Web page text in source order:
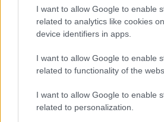
I want to allow Google to enable
related to analytics like cookies
device identifiers in apps.
I want to allow Google to enable
related to functionality of the
I want to allow Google to enable
related to personalization.
és úgy közlekednénk, hogy
valóságot is látnánk, meg a
lennénk, így már működne.
közösségi térben akár
megvalósíthatunk. A
próbál mozdulni. A
csak fake newsra, hanem